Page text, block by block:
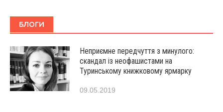
БЛОГИ
Неприємне передчуття з минулого:
скандал із неофашистами на
Туринському книжковому ярмарку
09.05.2019